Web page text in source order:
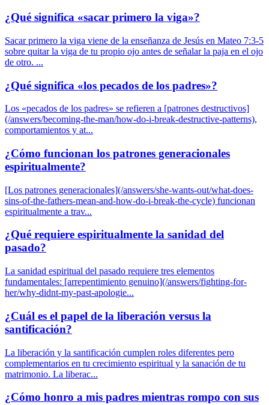
¿Qué significa «sacar primero la viga»?
Sacar primero la viga viene de la enseñanza de Jesús en Mateo 7:3-5
sobre quitar la viga de tu propio ojo antes de señalar la paja en el ojo
de otro. ...
¿Qué significa «los pecados de los padres»?
Los «pecados de los padres» se refieren a [patrones destructivos]
(/answers/becoming-the-man/how-do-i-break-destructive-patterns),
comportamientos y at...
¿Cómo funcionan los patrones generacionales
espiritualmente?
[Los patrones generacionales](/answers/she-wants-out/what-does-
sins-of-the-fathers-mean-and-how-do-i-break-the-cycle) funcionan
espiritualmente a trav...
¿Qué requiere espiritualmente la sanidad del
pasado?
La sanidad espiritual del pasado requiere tres elementos
fundamentales: [arrepentimiento genuino](/answers/fighting-for-
her/why-didnt-my-past-apologie...
¿Cuál es el papel de la liberación versus la
santificación?
La liberación y la santificación cumplen roles diferentes pero
complementarios en tu crecimiento espiritual y la sanación de tu
matrimonio. La liberac...
¿Cómo honro a mis padres mientras rompo con sus